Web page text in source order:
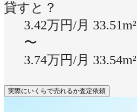
貸すと？
3.42万円/月 33.51m²
〜
3.74万円/月 33.54m²
実際にいくらで売れるか査定依頼